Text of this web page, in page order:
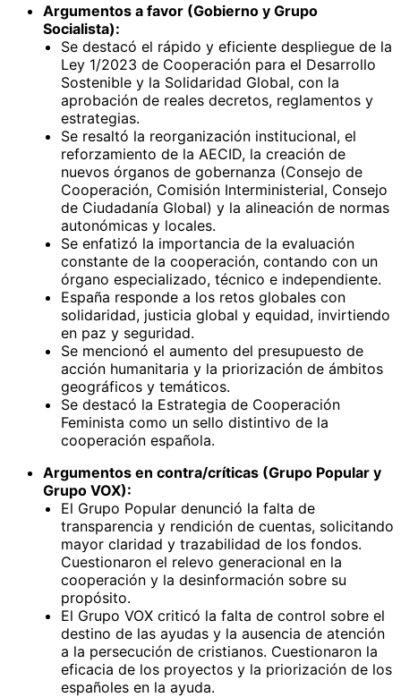
Argumentos a favor (Gobierno y Grupo
Socialista):
Se destacó el rápido y eficiente despliegue de la
Ley 1/2023 de Cooperación para el Desarrollo
Sostenible y la Solidaridad Global, con la
aprobación de reales decretos, reglamentos y
estrategias.
Se resaltó la reorganización institucional, el
reforzamiento de la AECID, la creación de
nuevos órganos de gobernanza (Consejo de
Cooperación, Comisión Interministerial, Consejo
de Ciudadanía Global) y la alineación de normas
autonómicas y locales.
Se enfatizó la importancia de la evaluación
constante de la cooperación, contando con un
órgano especializado, técnico e independiente.
España responde a los retos globales con
solidaridad, justicia global y equidad, invirtiendo
en paz y seguridad.
Se mencionó el aumento del presupuesto de
acción humanitaria y la priorización de ámbitos
geográficos y temáticos.
Se destacó la Estrategia de Cooperación
Feminista como un sello distintivo de la
cooperación española.
Argumentos en contra/críticas (Grupo Popular y
Grupo VOX):
El Grupo Popular denunció la falta de
transparencia y rendición de cuentas, solicitando
mayor claridad y trazabilidad de los fondos.
Cuestionaron el relevo generacional en la
cooperación y la desinformación sobre su
propósito.
El Grupo VOX criticó la falta de control sobre el
destino de las ayudas y la ausencia de atención
a la persecución de cristianos. Cuestionaron la
eficacia de los proyectos y la priorización de los
españoles en la ayuda.